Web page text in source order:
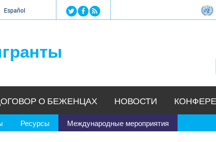
Jump to navigation
Español
Ресурсы Международные мероприятия
О БЕЖЕНЦАХ НОВОСТИ